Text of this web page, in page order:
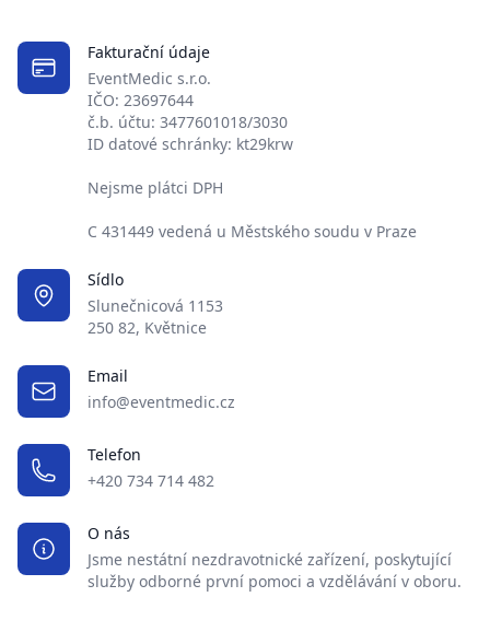
Fakturační údaje
EventMedic s.r.o.
IČO: 23697644
č.b. účtu: 3477601018/3030
ID datové schránky: kt29krw
Nejsme plátci DPH
C 431449 vedená u Městského soudu v Praze
Sídlo
Slunečnicová 1153
250 82, Květnice
Email
info@eventmedic.cz
Telefon
+420 734 714 482
O nás
Jsme nestátní nezdravotnické zařízení, poskytující
služby odborné první pomoci a vzdělávání v oboru.